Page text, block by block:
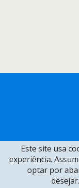
Este site usa
experiência.
optar por
desejar.